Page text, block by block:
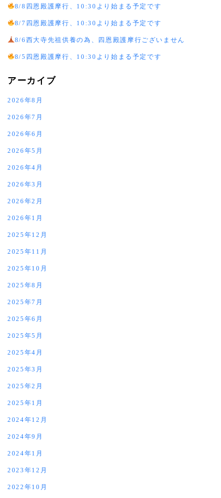
8/8四恩殿護摩行、10:30より始まる予定です
8/7四恩殿護摩行、10:30より始まる予定です
8/6西大寺先祖供養の為、四恩殿護摩行ございません
8/5四恩殿護摩行、10:30より始まる予定です
アーカイブ
2026年8月
2026年7月
2026年6月
2026年5月
2026年4月
2026年3月
2026年2月
2026年1月
2025年12月
2025年11月
2025年10月
2025年8月
2025年7月
2025年6月
2025年5月
2025年4月
2025年3月
2025年2月
2025年1月
2024年12月
2024年9月
2024年1月
2023年12月
2022年10月